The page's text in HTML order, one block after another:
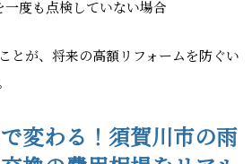
度も点検していない場合
とが、将来の高額リフォームを防ぐい
変わる！須賀川市の雨